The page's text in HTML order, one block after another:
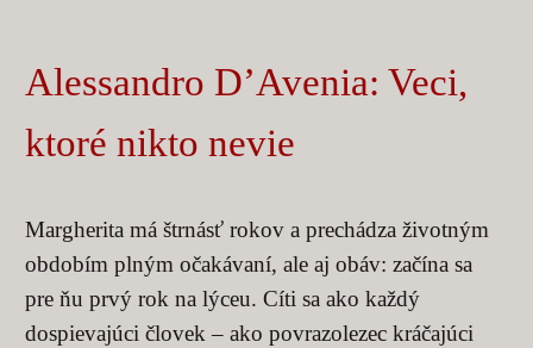
Alessandro D’Avenia: Veci,
ktoré nikto nevie
Margherita má štrnásť rokov a prechádza životným
obdobím plným očakávaní, ale aj obáv: začína sa
pre ňu prvý rok na lýceu. Cíti sa ako každý
dospievajúci človek – ako povrazolezec kráčajúci